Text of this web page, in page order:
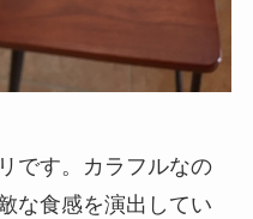
です。カラフルなの
な食感を演出してい